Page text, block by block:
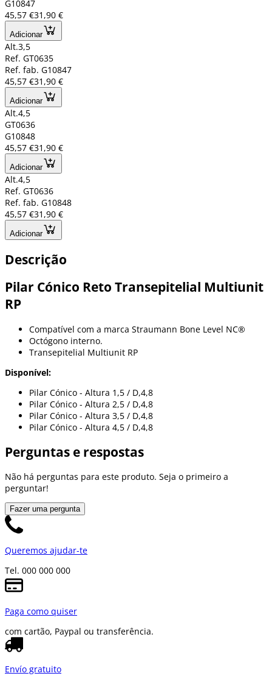
G10847
45,57 €31,90 €
Adicionar
Alt.3,5
Ref. GT0635
Ref. fab. G10847
45,57 €31,90 €
Adicionar
Alt.4,5
GT0636
G10848
45,57 €31,90 €
Adicionar
Alt.4,5
Ref. GT0636
Ref. fab. G10848
45,57 €31,90 €
Adicionar
Descrição
Pilar Cónico Reto Transepitelial Multiunit
RP
Compatível com a marca Straumann Bone Level NC®
Octógono interno.
Transepitelial Multiunit RP
Disponível:
Pilar Cónico - Altura 1,5 / D,4,8
Pilar Cónico - Altura 2,5 / D,4,8
Pilar Cónico - Altura 3,5 / D,4,8
Pilar Cónico - Altura 4,5 / D,4,8
Perguntas e respostas
Não há perguntas para este produto. Seja o primeiro a
perguntar!
Fazer uma pergunta
Queremos ajudar-te
Tel. 000 000 000
Paga como quiser
com cartão, Paypal ou transferência.
Envío gratuito